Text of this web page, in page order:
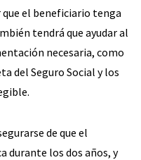
el beneficiario tenga
tendrá que ayudar al
necesaria, como
del Seguro Social y los
de que el
durante los dos años, y